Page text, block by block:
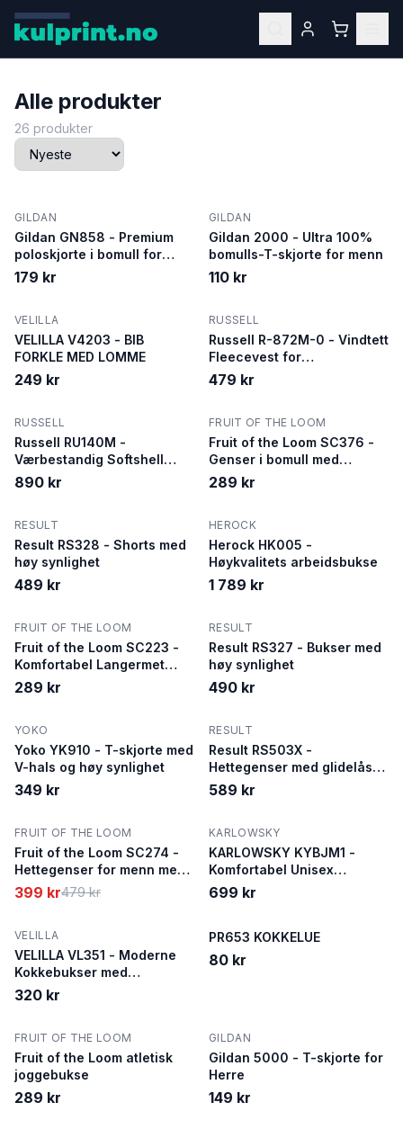
Alle produkter
26 produkter
GILDAN
Gildan GN858 - Premium
poloskjorte i bomull for
menn
179 kr
GILDAN
Gildan 2000 - Ultra 100%
bomulls-T-skjorte for menn
110 kr
VELILLA
VELILLA V4203 - BIB
FORKLE MED LOMME
249 kr
RUSSELL
Russell R-872M-0 - Vindtett
Fleecevest for
Utendørsaktiviteter
479 kr
RUSSELL
Russell RU140M -
Værbestandig Softshell
Jakke for Utendørsbruk
890 kr
FRUIT OF THE LOOM
Fruit of the Loom SC376 -
Genser i bomull med
glidelås for menn
289 kr
RESULT
Result RS328 - Shorts med
høy synlighet
489 kr
HEROCK
Herock HK005 -
Høykvalitets arbeidsbukse
1 789 kr
FRUIT OF THE LOOM
Fruit of the Loom SC223 -
Komfortabel Langermet
Bomullsgenser
289 kr
RESULT
Result RS327 - Bukser med
høy synlighet
490 kr
YOKO
Yoko YK910 - T-skjorte med
V-hals og høy synlighet
349 kr
RESULT
Result RS503X -
Hettegenser med glidelås
HV i resirkulert polyester
589 kr
SALG
FRUIT OF THE LOOM
Fruit of the Loom SC274 -
Hettegenser for menn med
stor glidelås
399 kr479 kr
KARLOWSKY
KARLOWSKY KYBJM1 -
Komfortabel Unisex
Kokkjakke i Bomull
699 kr
VELILLA
VELILLA VL351 - Moderne
Kokkebukser med
Rutemønster
320 kr
PR653 KOKKELUE
80 kr
FRUIT OF THE LOOM
Fruit of the Loom atletisk
joggebukse
289 kr
GILDAN
Gildan 5000 - T-skjorte for
Herre
149 kr